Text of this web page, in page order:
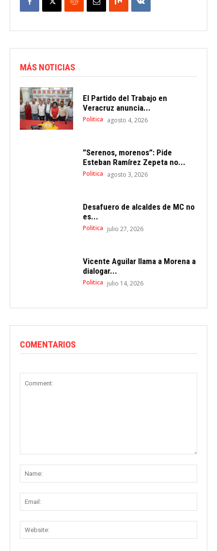
MÁS NOTICIAS
El Partido del Trabajo en
Veracruz anuncia...
Politica agosto 4, 2026
”Serenos, morenos”: Pide
Esteban Ramírez Zepeta no...
Politica agosto 3, 2026
Desafuero de alcaldes de MC no
es...
Politica julio 27, 2026
Vicente Aguilar llama a Morena a
dialogar...
Politica julio 14, 2026
COMENTARIOS